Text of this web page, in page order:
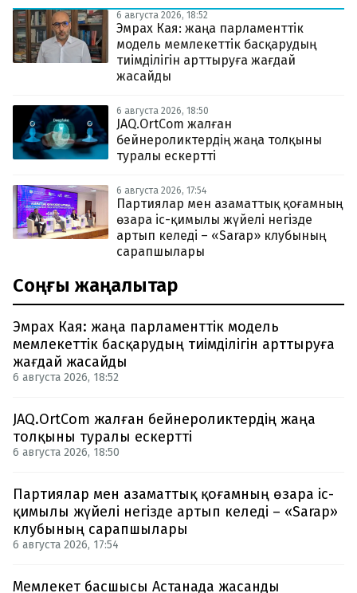
6 августа 2026, 18:52
Эмрах Кая: жаңа парламенттік
модель мемлекеттік басқарудың
тиімділігін арттыруға жағдай
жасайды
6 августа 2026, 18:50
JAQ.OrtCom жалған
бейнероликтердің жаңа толқыны
туралы ескертті
6 августа 2026, 17:54
Партиялар мен азаматтық қоғамның
өзара іс-қимылы жүйелі негізде
артып келеді – «Sarap» клубының
сарапшылары
Соңғы жаңалықтар
Эмрах Кая: жаңа парламенттік модель
мемлекеттік басқарудың тиімділігін арттыруға
жағдай жасайды
6 августа 2026, 18:52
JAQ.OrtCom жалған бейнероликтердің жаңа
толқыны туралы ескертті
6 августа 2026, 18:50
Партиялар мен азаматтық қоғамның өзара іс-
қимылы жүйелі негізде артып келеді – «Sarap»
клубының сарапшылары
6 августа 2026, 17:54
Мемлекет басшысы Астанада жасанды